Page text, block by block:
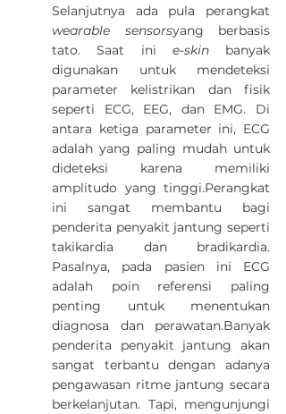
Selanjutnya ada pula
wearable sensorsyang berbasis
tato. Saat ini e-skin banyak
digunakan untuk mendeteksi
parameter kelistrikan dan fisik
seperti ECG, EEG, dan EMG. Di
antara ketiga parameter ini, ECG
adalah yang paling mudah untuk
dideteksi karena memiliki
amplitudo yang tinggi.Perangkat
ini sangat membantu bagi
penderita penyakit jantung seperti
takikardia dan bradikardia.
Pasalnya, pada pasien ini ECG
adalah poin referensi paling
penting untuk menentukan
diagnosa dan perawatan.Banyak
penderita penyakit jantung akan
sangat terbantu dengan adanya
pengawasan ritme jantung secara
berkelanjutan. Tapi, mengunjungi